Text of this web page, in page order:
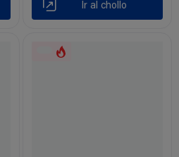
Ir al chollo